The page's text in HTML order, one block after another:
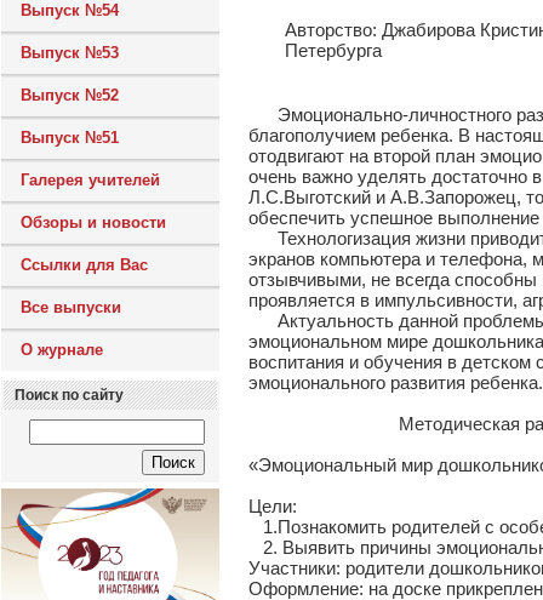
Выпуск №54
Выпуск №53
Выпуск №52
Выпуск №51
Галерея учителей
Обзоры и новости
Ссылки для Вас
Все выпуски
О журнале
Поиск по сайту
Авторcтво: Джабирова
Петербурга
Эмоционально-личностного
благополучием ребенка. В
отодвигают на второй план
очень важно уделять достаточно
Л.С.Выготский и А.В.Запорожец,
обеспечить успешное
Технологизация жизни
экранов компьютера и телефона,
отзывчивыми, не всегда
проявляется в импульсивности,
Актуальность данной
эмоциональном мире
воспитания и обучения в
эмоционального развития ребенка.
Методическая
«Эмоциональный мир
Цели:
1.Познакомить родителей с
2. Выявить причины
Участники: родители
Оформление: на доске